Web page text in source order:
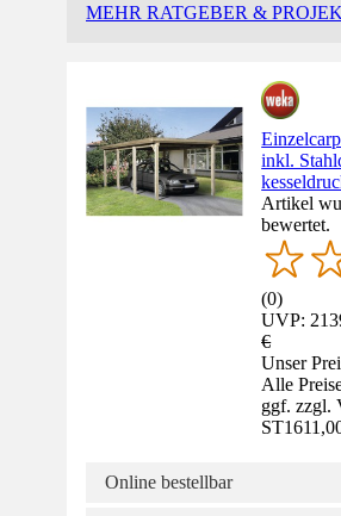
MEHR RATGEBER &
inkl.
Artikel
bewertet.
(0)
UVP:
€
Unser
Alle
ggf. zzgl.
ST
Online bestellbar